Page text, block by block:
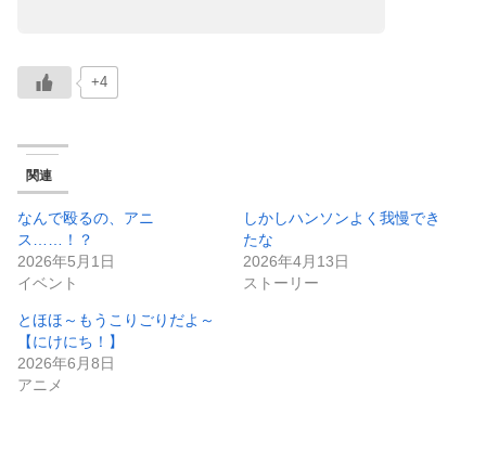
+4
関連
なんで殴るの、アニ
ス……！？
2026年5月1日
イベント
しかしハンソンよく我慢でき
たな
2026年4月13日
ストーリー
とほほ～もうこりごりだよ～
【にけにち！】
2026年6月8日
アニメ